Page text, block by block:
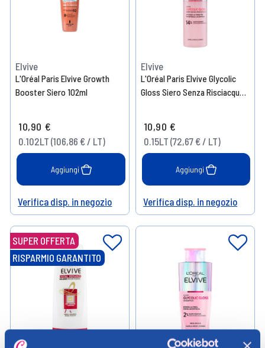
Elvive
L'Oréal Paris Elvive Growth
Booster Siero 102ml
10,90 €
0.102LT (106,86 € / LT)
Aggiungi
Help
Verifica disp. in negozio
Elvive
L'Oréal Paris Elvive Glycolic
Gloss Siero Senza Risciacquo
10,90 €
0.15LT (72,67 € / LT)
Aggiungi
Help
Verifica disp. in negozio
SUPER OFFERTA
RISPARMIO GARANTITO